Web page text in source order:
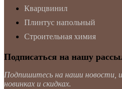
Кварцвинил
Плинтус напольный
Строительная химия
Подписаться на нашу
Подпишитесь на наши новости,
новинках и скидках.